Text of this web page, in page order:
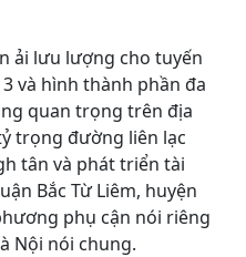
ải lưu lượng cho tuyến
và hình thành phần đa
quan trọng trên địa
trọng đường liên lạc
tân và phát triển tài
Bắc Từ Liêm, huyện
phụ cận nói riêng
Nội nói chung.